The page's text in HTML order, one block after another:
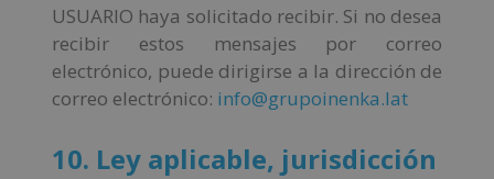
USUARIO haya solicitado recibir. Si no desea
recibir estos mensajes por correo
electrónico, puede dirigirse a la dirección de
correo electrónico: info@grupoinenka.lat
10. Ley aplicable, jurisdicción